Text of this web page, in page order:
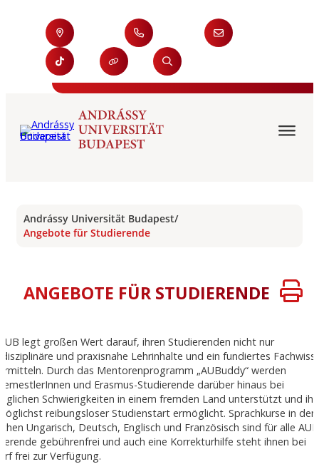
Andrássy Universität Budapest/
Angebote für Studierende
ANGEBOTE FÜR STUDIERENDE
legt großen Wert darauf, ihren Studierenden nicht nur
und praxisnahe Lehrinhalte und ein fundiertes
Durch das Mentorenprogramm „AUBuddy“ werden
und Erasmus-Studierende darüber hinaus bei
Schwierigkeiten in einem fremden Land unterstützt und
reibungsloser Studienstart ermöglicht. Sprachkurse in den
Ungarisch, Deutsch, Englisch und Französisch sind für alle
gebührenfrei und auch eine Korrekturhilfe steht ihnen bei
frei zur Verfügung.